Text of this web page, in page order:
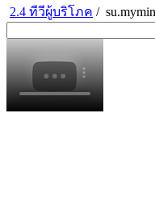
2.4 ทีวีผู้บริโภค /